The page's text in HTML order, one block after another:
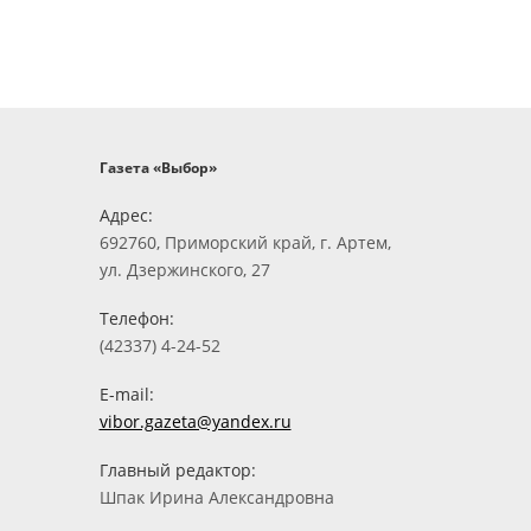
Газета «Выбор»
Адрес:
692760, Приморский край, г. Артем,
ул. Дзержинского, 27
Телефон:
(42337) 4-24-52
E-mail:
vibor.gazeta@yandex.ru
Главный редактор:
Шпак Ирина Александровна